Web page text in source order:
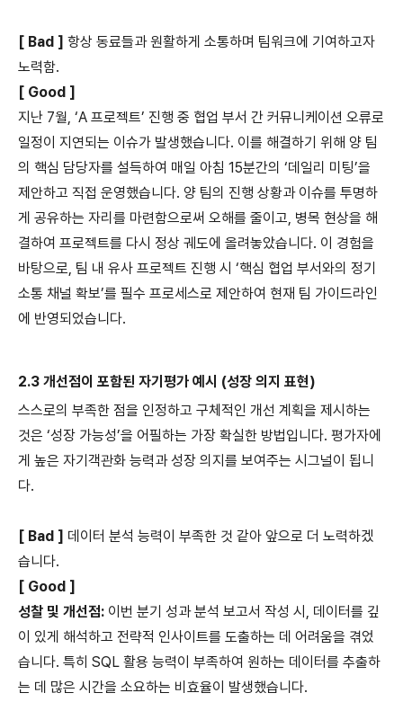
[ Bad ] 항상 동료들과 원활하게 소통하며 팀워크에 기여하고자
노력함.
[ Good ]
지난 7월, ‘A 프로젝트’ 진행 중 협업 부서 간 커뮤니케이션 오류로
일정이 지연되는 이슈가 발생했습니다. 이를 해결하기 위해 양 팀
의 핵심 담당자를 설득하여 매일 아침 15분간의 ‘데일리 미팅’을
제안하고 직접 운영했습니다. 양 팀의 진행 상황과 이슈를 투명하
게 공유하는 자리를 마련함으로써 오해를 줄이고, 병목 현상을 해
결하여 프로젝트를 다시 정상 궤도에 올려놓았습니다. 이 경험을
바탕으로, 팀 내 유사 프로젝트 진행 시 ‘핵심 협업 부서와의 정기
소통 채널 확보’를 필수 프로세스로 제안하여 현재 팀 가이드라인
에 반영되었습니다.
2.3 개선점이 포함된 자기평가 예시 (성장 의지 표현)
스스로의 부족한 점을 인정하고 구체적인 개선 계획을 제시하는
것은 ‘성장 가능성’을 어필하는 가장 확실한 방법입니다. 평가자에
게 높은 자기객관화 능력과 성장 의지를 보여주는 시그널이 됩니
다.
[ Bad ] 데이터 분석 능력이 부족한 것 같아 앞으로 더 노력하겠
습니다.
[ Good ]
성찰 및 개선점: 이번 분기 성과 분석 보고서 작성 시, 데이터를 깊
이 있게 해석하고 전략적 인사이트를 도출하는 데 어려움을 겪었
습니다. 특히 SQL 활용 능력이 부족하여 원하는 데이터를 추출하
는 데 많은 시간을 소요하는 비효율이 발생했습니다.